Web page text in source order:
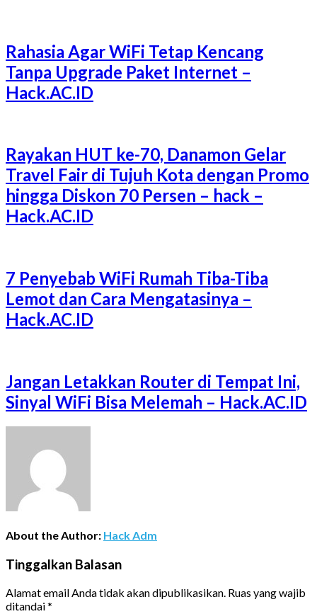
Rahasia Agar WiFi Tetap Kencang
Tanpa Upgrade Paket Internet –
Hack.AC.ID
Rayakan HUT ke-70, Danamon Gelar
Travel Fair di Tujuh Kota dengan Promo
hingga Diskon 70 Persen – hack –
Hack.AC.ID
7 Penyebab WiFi Rumah Tiba-Tiba
Lemot dan Cara Mengatasinya –
Hack.AC.ID
Jangan Letakkan Router di Tempat Ini,
Sinyal WiFi Bisa Melemah – Hack.AC.ID
About the Author: Hack Adm
Tinggalkan Balasan
Alamat email Anda tidak akan dipublikasikan. Ruas yang wajib
ditandai*